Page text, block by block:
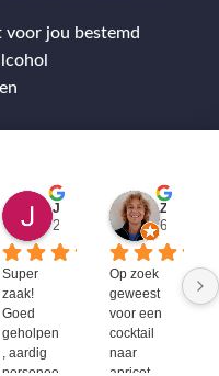
voor jou bestemd
2 jaar geleden
Super
zaak!
Goed
geholpen
, aardig
personee
6 jaar
Op zoek
geweest
voor een
cocktail
naar
apricot